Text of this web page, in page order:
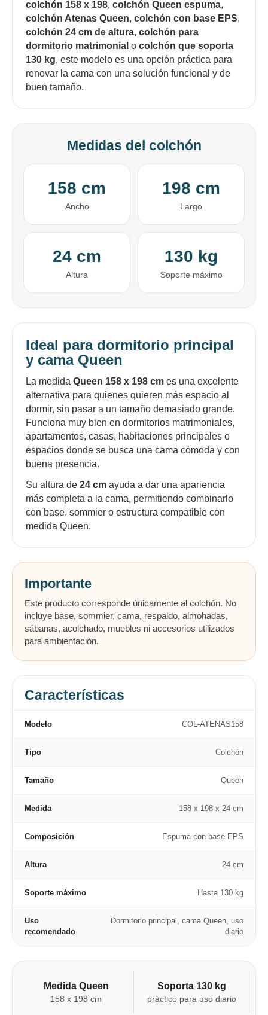
colchón 158 x 198, colchón Queen espuma,
colchón Atenas Queen, colchón con base EPS,
colchón 24 cm de altura, colchón para
dormitorio matrimonial o colchón que soporta
130 kg, este modelo es una opción práctica para
renovar la cama con una solución funcional y de
buen tamaño.
Medidas del colchón
158 cm
Ancho
198 cm
Largo
24 cm
Altura
130 kg
Soporte máximo
Ideal para dormitorio principal
y cama Queen
La medida Queen 158 x 198 cm es una excelente
alternativa para quienes quieren más espacio al
dormir, sin pasar a un tamaño demasiado grande.
Funciona muy bien en dormitorios matrimoniales,
apartamentos, casas, habitaciones principales o
espacios donde se busca una cama cómoda y con
buena presencia.
Su altura de 24 cm ayuda a dar una apariencia
más completa a la cama, permitiendo combinarlo
con base, sommier o estructura compatible con
medida Queen.
Importante
Este producto corresponde únicamente al colchón. No
incluye base, sommier, cama, respaldo, almohadas,
sábanas, acolchado, muebles ni accesorios utilizados
para ambientación.
Características
Modelo COL-ATENAS158
Tipo Colchón
Tamaño Queen
Medida 158 x 198 x 24 cm
Composición Espuma con base EPS
Altura 24 cm
Soporte máximo Hasta 130 kg
Uso
recomendado
Dormitorio principal, cama Queen, uso
diario
Medida Queen
158 x 198 cm
Soporta 130 kg
práctico para uso diario
Comprá ahora y Pagá
Después, hasta en 12
cuotas y sin tocar tu
12 cuotas * ¡Solo con tu cédula!
* sujeto aprobación crediticia.
Verifica si estás calificado para comprar con
Pago Después:
Cédula de identidad
Día Mes Año
Estás calificado para comprar usando Pago
Después.
¡Tenés hasta
* sujeto a aprobación crediticia. El monto disponible
Ups!
Parece que no tenes oferta, lamentamos
el inconveniente, por cualquier duda
¡Algo salió mal!